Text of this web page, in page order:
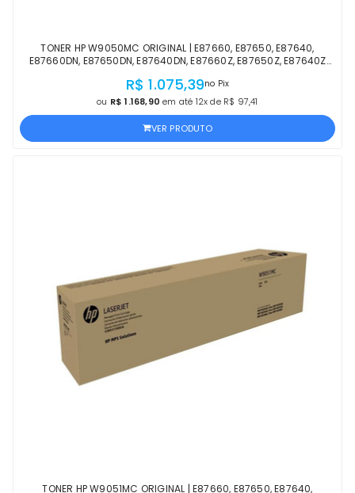
TONER HP W9050MC ORIGINAL | E87660, E87650, E87640,
E87660DN, E87650DN, E87640DN, E87660Z, E87650Z, E87640Z
R$ 1.075,39no Pix
ou R$ 1.168,90 em até 12x de R$ 97,41
VER PRODUTO
TONER HP W9051MC ORIGINAL | E87660, E87650, E87640,